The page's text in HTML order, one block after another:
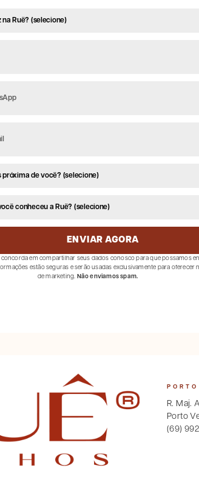
ENVIAR AGORA
concorda em compartilhar seus dados conosco para que possamos
estão seguras e serão usadas exclusivamente para oferecer
de marketing. Não enviamos spam.
R. Maj.
Porto
(69)